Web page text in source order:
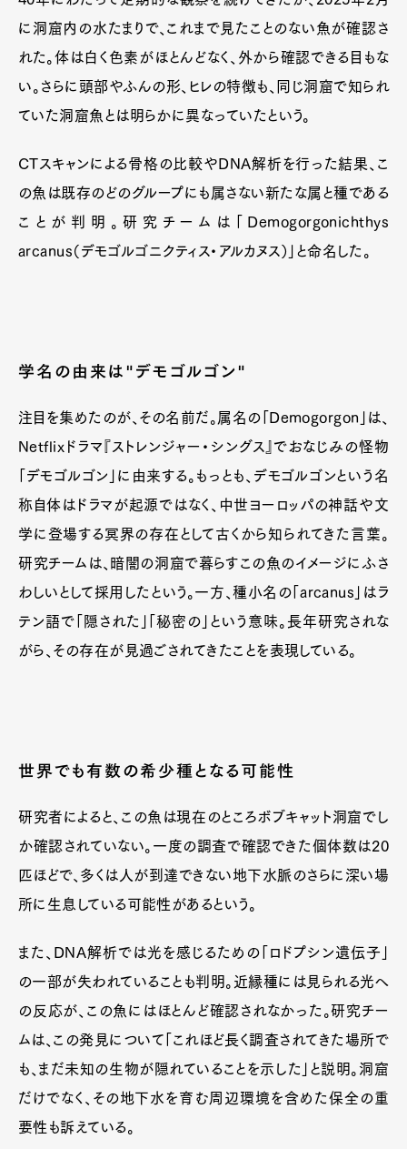
Art&Design WatchFashion
Pen Membership
Magazine
Official Columnist
About
に洞窟内の水たまりで、これまで見たことのない魚が確認さ
れた。体は白く色素がほとんどなく、外から確認できる目もな
い。さらに頭部やふんの形、ヒレの特徴も、同じ洞窟で知られ
ていた洞窟魚とは明らかに異なっていたという。
CTスキャンによる骨格の比較やDNA解析を行った結果、こ
の魚は既存のどのグループにも属さない新たな属と種である
ことが判明。研究チームは「Demogorgonichthys
arcanus（デモゴルゴニクティス・アルカヌス）」と命名した。
学名の由来は"デモゴルゴン"
注目を集めたのが、その名前だ。属名の「Demogorgon」は、
Netflixドラマ『ストレンジャー・シングス』でおなじみの怪物
「デモゴルゴン」に由来する。もっとも、デモゴルゴンという名
称自体はドラマが起源ではなく、中世ヨーロッパの神話や文
学に登場する冥界の存在として古くから知られてきた言葉。
研究チームは、暗闇の洞窟で暮らすこの魚のイメージにふさ
わしいとして採用したという。一方、種小名の「arcanus」はラ
テン語で「隠された」「秘密の」という意味。長年研究されな
がら、その存在が見過ごされてきたことを表現している。
世界でも有数の希少種となる可能性
研究者によると、この魚は現在のところボブキャット洞窟でし
か確認されていない。一度の調査で確認できた個体数は20
匹ほどで、多くは人が到達できない地下水脈のさらに深い場
所に生息している可能性があるという。
また、DNA解析では光を感じるための「ロドプシン遺伝子」
の一部が失われていることも判明。近縁種には見られる光へ
の反応が、この魚にはほとんど確認されなかった。研究チー
ムは、この発見について「これほど長く調査されてきた場所で
も、まだ未知の生物が隠れていることを示した」と説明。洞窟
だけでなく、その地下水を育む周辺環境を含めた保全の重
要性も訴えている。